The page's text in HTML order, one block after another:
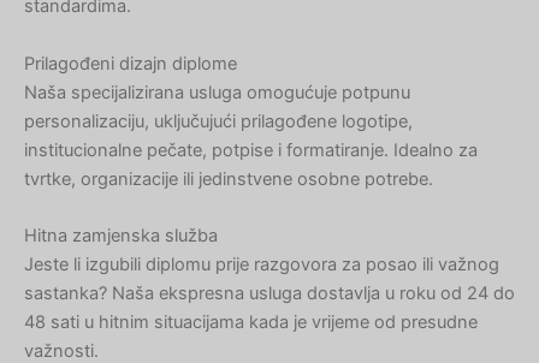
standardima.
Prilagođeni dizajn diplome
Naša specijalizirana usluga omogućuje potpunu
personalizaciju, uključujući prilagođene logotipe,
institucionalne pečate, potpise i formatiranje. Idealno za
tvrtke, organizacije ili jedinstvene osobne potrebe.
Hitna zamjenska služba
Jeste li izgubili diplomu prije razgovora za posao ili važnog
sastanka? Naša ekspresna usluga dostavlja u roku od 24 do
48 sati u hitnim situacijama kada je vrijeme od presudne
važnosti.